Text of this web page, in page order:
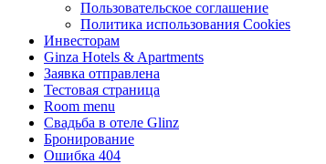
Пользовательское соглашение
Политика использования Cookies
Инвесторам
Ginza Hotels & Apartments
Заявка отправлена
Тестовая страница
Room menu
Свадьба в отеле Glinz
Бронирование
Ошибка 404